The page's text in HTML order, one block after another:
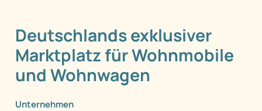
Deutschlands exklusiver
Marktplatz für Wohnmobile
und Wohnwagen
Unternehmen